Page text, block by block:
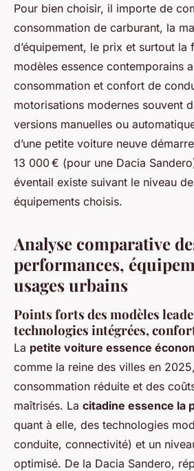
Pour bien choisir, il importe de
consommation de carburant, la
d’équipement, le prix et surtout la
modèles essence contemporains
consommation et confort de
motorisations modernes souvent
versions manuelles ou
d’une petite voiture neuve
13 000 € (pour une Dacia
éventail existe suivant le niveau
équipements choisis.
Analyse comparative
performances,
usages urbains
Points forts des modèles
technologies intégrées,
La petite voiture essence
comme la reine des villes en
consommation réduite et des
maîtrisés. La citadine essence la
quant à elle, des technologies
conduite, connectivité) et un
optimisé. De la Dacia Sandero,